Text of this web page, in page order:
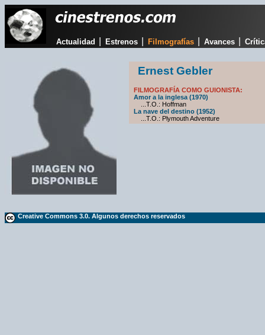
Actualidad Estrenos Filmografías Avances
Ernest Gebler
FILMOGRAFÍA COMO GUIONISTA:
Amor a la inglesa (1970)
...T.O.: Hoffman
La nave del destino (1952)
...T.O.: Plymouth Adventure
Creative Commons 3.0. Algunos derechos reservados